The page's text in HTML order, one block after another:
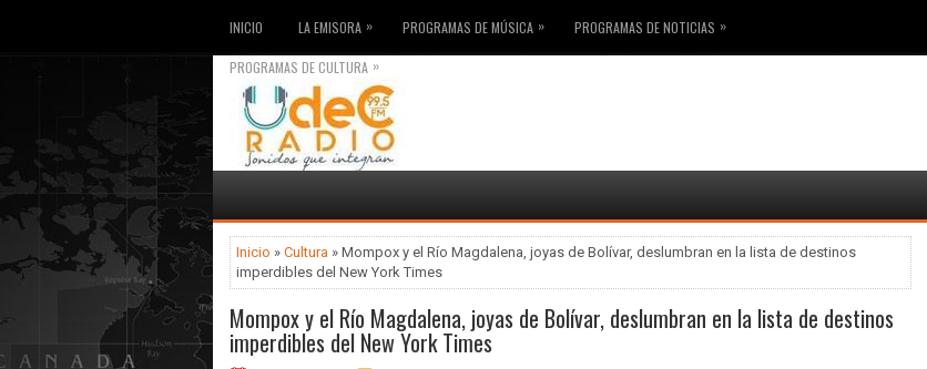
INICIO LA EMISORA » PROGRAMAS DE MÚSICA » PROGRAMAS DE NOTICIAS »
PROGRAMAS DE CULTURA »
Inicio » Cultura » Mompox y el Río Magdalena, joyas de Bolívar, deslumbran en la lista de destinos
imperdibles del New York Times
Mompox y el Río Magdalena, joyas de Bolívar, deslumbran en la lista de destinos
imperdibles del New York Times